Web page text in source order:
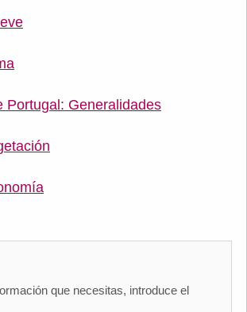
Portugal: Generalidades
que necesitas, introduce el